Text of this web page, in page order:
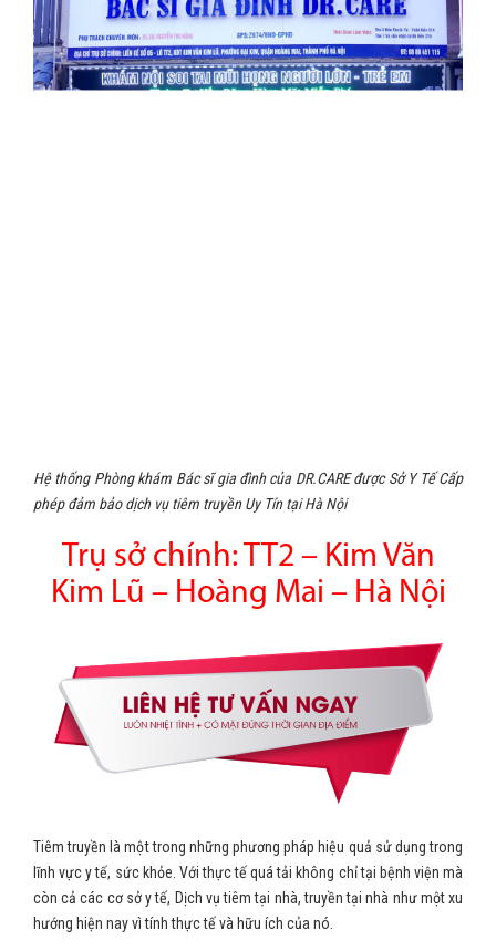
Hệ thống Phòng khám Bác sĩ gia đình của DR.CARE được Sở Y Tế Cấp
phép đảm bảo dịch vụ tiêm truyền Uy Tín tại Hà Nội
Trụ sở chính: TT2 – Kim Văn
Kim Lũ – Hoàng Mai – Hà Nội
Tiêm truyền là một trong những phương pháp hiệu quả sử dụng trong
lĩnh vực y tế, sức khỏe. Với thực tế quá tải không chỉ tại bệnh viện mà
còn cả các cơ sở y tế, Dịch vụ tiêm tại nhà, truyền tại nhà như một xu
hướng hiện nay vì tính thực tế và hữu ích của nó.